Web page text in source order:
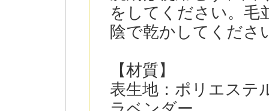
をしてください。毛
陰で乾かしてくださ
【材質】
表生地：ポリエステ